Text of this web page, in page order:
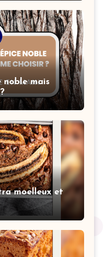
noble mais
moelleux et